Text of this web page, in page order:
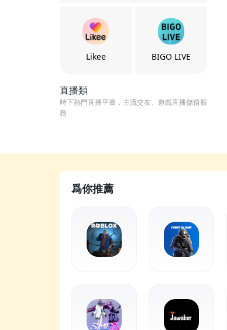
Likee BIGO LIVE
直播類
時下熱門直播平臺，主流交友、遊戲直播儲值服
務
爲你推薦